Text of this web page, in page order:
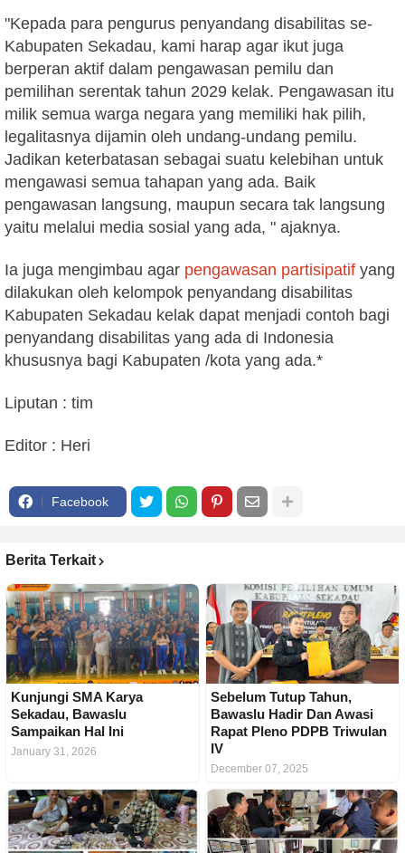
"Kepada para pengurus penyandang disabilitas se-
Kabupaten Sekadau, kami harap agar ikut juga
berperan aktif dalam pengawasan pemilu dan
pemilihan serentak tahun 2029 kelak. Pengawasan itu
milik semua warga negara yang memiliki hak pilih,
legalitasnya dijamin oleh undang-undang pemilu.
Jadikan keterbatasan sebagai suatu kelebihan untuk
mengawasi semua tahapan yang ada. Baik
pengawasan langsung, maupun secara tak langsung
yaitu melalui media sosial yang ada, " ajaknya.
Ia juga mengimbau agar pengawasan partisipatif yang
dilakukan oleh kelompok penyandang disabilitas
Kabupaten Sekadau kelak dapat menjadi contoh bagi
penyandang disabilitas yang ada di Indonesia
khususnya bagi Kabupaten /kota yang ada.*
Liputan : tim
Editor : Heri
Facebook
Berita Terkait
Kunjungi SMA Karya
Sekadau, Bawaslu
Sampaikan Hal Ini
January 31, 2026
Sebelum Tutup Tahun,
Bawaslu Hadir Dan Awasi
Rapat Pleno PDPB Triwulan
IV
December 07, 2025